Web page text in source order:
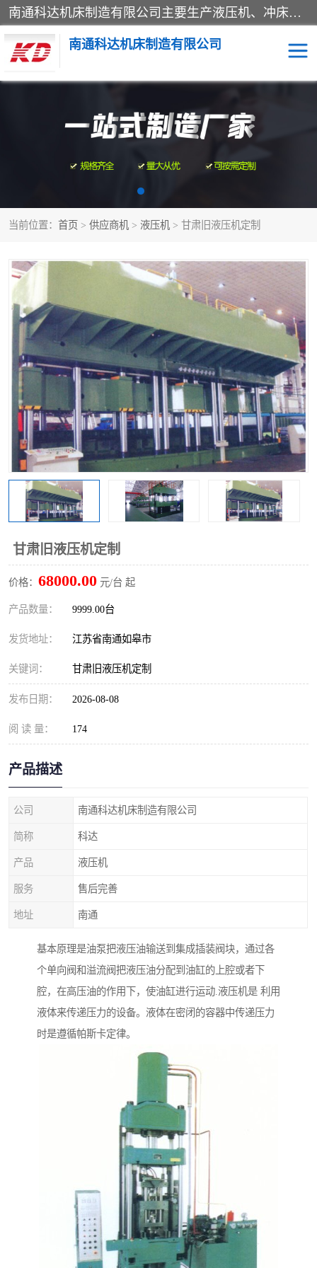
南通科达机床制造有限公司主要生产液压机、冲床、压力机等产品；本公司采用现代化企业的管理方法进行管理，立足于产品的质量管理，以优秀的品质、新颖的设计、合理的价格、完善的服务赢得广大客户的充分信赖和良好的口碑。领导层将运用科学管理方法及长期积累下来的经验和广泛领域吸取来新的技术不断调整产品结构，为市场提供精良的各类机械设备。企业将坚持与国内外各界朋友，真诚合作，共创辉煌。
南通科达机床制造有限公司
当前位置： 首页 > 供应商机 > 液压机 > 甘肃旧液压机定制
甘肃旧液压机定制
价格： 68000.00 元/台 起
产品数量： 9999.00台
发货地址： 江苏省南通如皋市
关键词： 甘肃旧液压机定制
发布日期： 2026-08-08
阅 读 量： 174
产品描述
公司 南通科达机床制造有限公司
简称 科达
产品 液压机
服务 售后完善
地址 南通
基本原理是油泵把液压油输送到集成插装阀块，通过各
个单向阀和溢流阀把液压油分配到油缸的上腔或者下
腔，在高压油的作用下，使油缸进行运动.液压机是 利用
液体来传递压力的设备。液体在密闭的容器中传递压力
时是遵循帕斯卡定律。
四柱液压机 液压机
卷板机